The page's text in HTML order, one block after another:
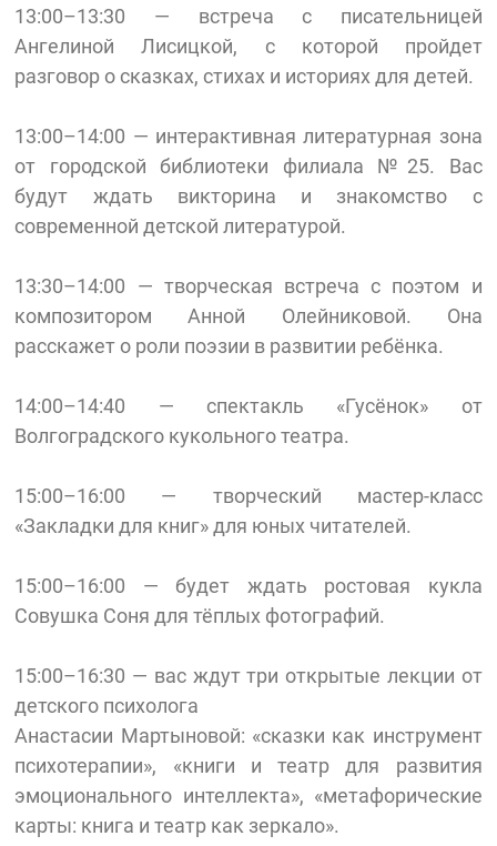
13:00–13:30 — встреча с писательницей
Ангелиной Лисицкой, с которой пройдет
разговор о сказках, стихах и историях для детей.
13:00–14:00 — интерактивная литературная зона
от городской библиотеки филиала №25. Вас
будут ждать викторина и знакомство с
современной детской литературой.
13:30–14:00 — творческая встреча с поэтом и
композитором Анной Олейниковой. Она
расскажет о роли поэзии в развитии ребёнка.
14:00–14:40 — спектакль «Гусёнок» от
Волгоградского кукольного театра.
15:00–16:00 — творческий мастер-класс
«Закладки для книг» для юных читателей.
15:00–16:00 — будет ждать ростовая кукла
Совушка Соня для тёплых фотографий.
15:00–16:30 — вас ждут три открытые лекции от
детского психолога
Анастасии Мартыновой: «сказки как инструмент
психотерапии», «книги и театр для развития
эмоционального интеллекта», «метафорические
карты: книга и театр как зеркало».